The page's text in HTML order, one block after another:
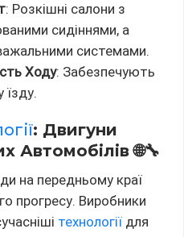
: Розкішні салони з
сидіннями, а
системами.
Ходу: Забезпечують
їзду.
: Двигуни
Автомобілів 🌐🔧
на передньому краї
прогресу. Виробники
технології для